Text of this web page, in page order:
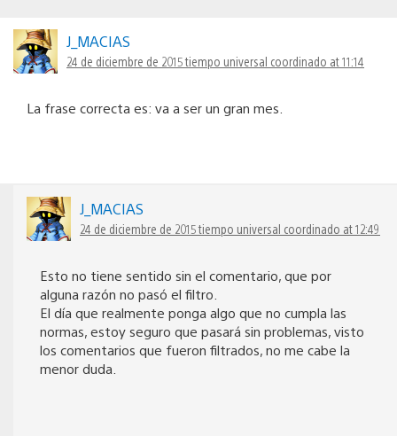
J_MACIAS
24 de diciembre de 2015 tiempo universal coordinado at 11:14
La frase correcta es: va a ser un gran mes.
J_MACIAS
24 de diciembre de 2015 tiempo universal coordinado at 12:49
Esto no tiene sentido sin el comentario, que por
alguna razón no pasó el filtro.
El día que realmente ponga algo que no cumpla las
normas, estoy seguro que pasará sin problemas, visto
los comentarios que fueron filtrados, no me cabe la
menor duda.